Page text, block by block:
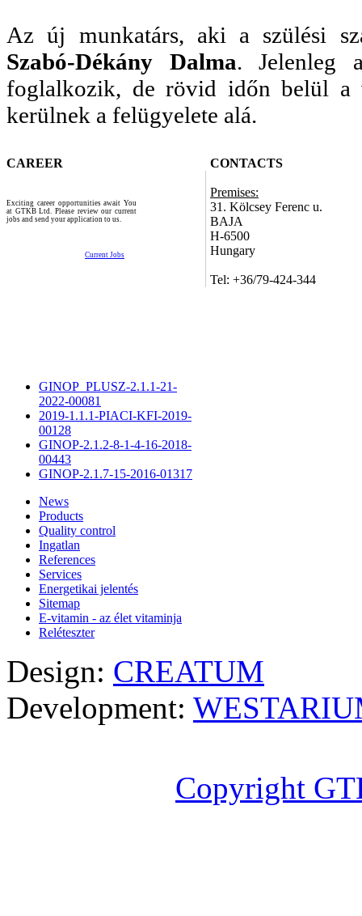
Az új munkatárs, aki a szülési
Szabó-Dékány Dalma. Jelenleg
foglalkozik, de rövid időn belül a
kerülnek a felügyelete alá.
CAREER CONTACTS
Exciting career opportunities await You
at GTKB Ltd. Please review our current
jobs and send your application to us.
Current Jobs
Premises:
31. Kölcsey Ferenc u.
BAJA
H-6500
Hungary
Tel: +36/79-424-344
GINOP_PLUSZ-2.1.1-21-
2022-00081
2019-1.1.1-PIACI-KFI-2019-
00128
GINOP-2.1.2-8-1-4-16-2018-
00443
GINOP-2.1.7-15-2016-01317
News
Products
Quality control
Ingatlan
References
Services
Energetikai jelentés
Sitemap
E-vitamin - az élet vitaminja
Reléteszter
Design: CREATUM
Development:
Copyright